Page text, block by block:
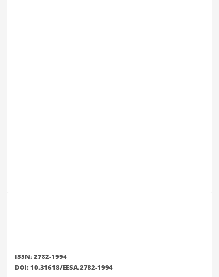
ISSN: 2782-1994
DOI: 10.31618/EESA.2782-1994